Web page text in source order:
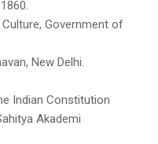
Government of
New Delhi.
Indian Constitution
Akademi